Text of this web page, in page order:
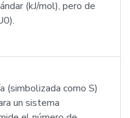
(kJ/mol), pero de
(simbolizada como S)
un sistema